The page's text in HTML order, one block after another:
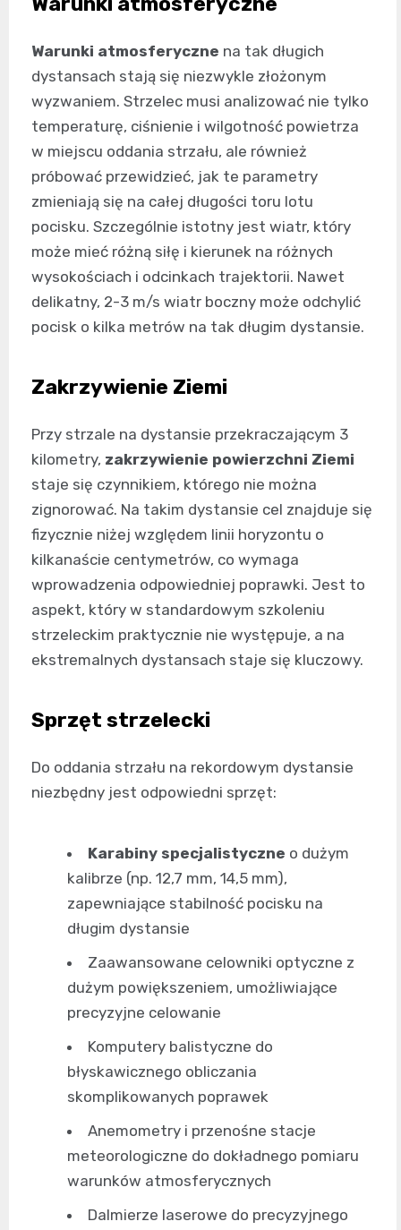
Warunki atmosferyczne na tak długich
dystansach stają się niezwykle złożonym
wyzwaniem. Strzelec musi analizować nie tylko
temperaturę, ciśnienie i wilgotność powietrza
w miejscu oddania strzału, ale również
próbować przewidzieć, jak te parametry
zmieniają się na całej długości toru lotu
pocisku. Szczególnie istotny jest wiatr, który
może mieć różną siłę i kierunek na różnych
wysokościach i odcinkach trajektorii. Nawet
delikatny, 2-3 m/s wiatr boczny może odchylić
pocisk o kilka metrów na tak długim dystansie.
Zakrzywienie Ziemi
Przy strzale na dystansie przekraczającym 3
kilometry, zakrzywienie powierzchni Ziemi
staje się czynnikiem, którego nie można
zignorować. Na takim dystansie cel znajduje się
fizycznie niżej względem linii horyzontu o
kilkanaście centymetrów, co wymaga
wprowadzenia odpowiedniej poprawki. Jest to
aspekt, który w standardowym szkoleniu
strzeleckim praktycznie nie występuje, a na
ekstremalnych dystansach staje się kluczowy.
Sprzęt strzelecki
Do oddania strzału na rekordowym dystansie
niezbędny jest odpowiedni sprzęt:
Karabiny specjalistyczne o dużym
kalibrze (np. 12,7 mm, 14,5 mm),
zapewniające stabilność pocisku na
długim dystansie
Zaawansowane celowniki optyczne z
dużym powiększeniem, umożliwiające
precyzyjne celowanie
Komputery balistyczne do
błyskawicznego obliczania
skomplikowanych poprawek
Anemometry i przenośne stacje
meteorologiczne do dokładnego pomiaru
warunków atmosferycznych
Dalmierze laserowe do precyzyjnego